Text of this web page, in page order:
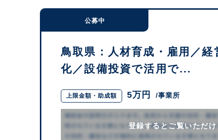
公募中
鳥取県：人材育成・雇用／経
化／設備投資で活用で...
上限金額・助成額 5万円 /事業所
登録するとご覧いただ